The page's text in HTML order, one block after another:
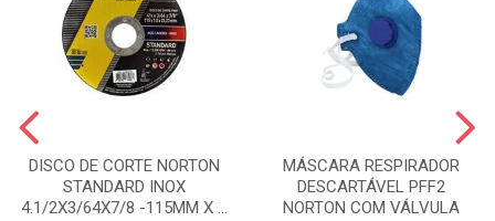
DISCO DE CORTE NORTON
STANDARD INOX
4.1/2X3/64X7/8 -115MM X ...
MÁSCARA RESPIRADOR
DESCARTÁVEL PFF2
NORTON COM VÁLVULA